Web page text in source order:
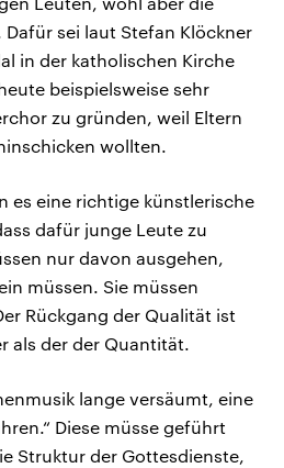
sei laut Stefan Klöckner
in der katholischen Kirche
beispielsweise sehr
zu gründen, weil Eltern
wollten.
es eine richtige künstlerische
dafür junge Leute zu
nur davon ausgehen,
müssen. Sie müssen
Rückgang der Qualität ist
als der der Quantität.
lange versäumt, eine
Diese müsse geführt
Struktur der Gottesdienste,